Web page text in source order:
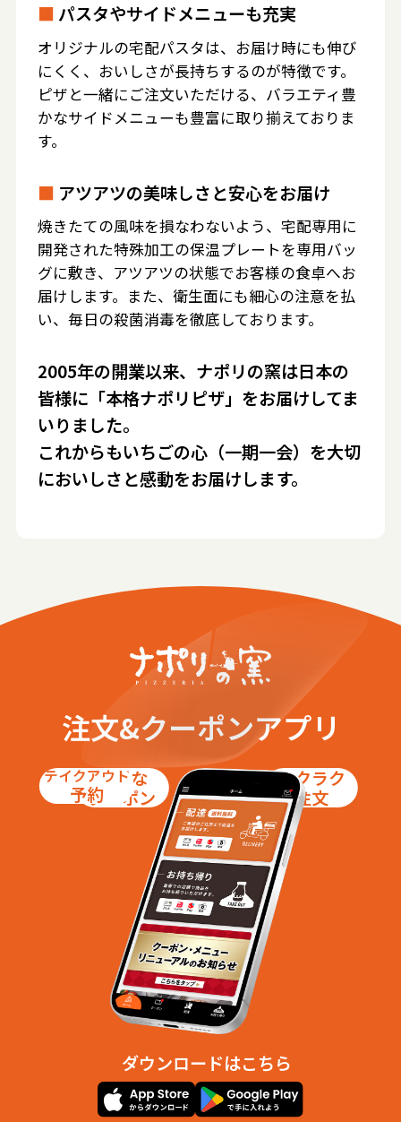
■ パスタやサイドメニューも充実
オリジナルの宅配パスタは、お届け時にも伸び
にくく、おいしさが長持ちするのが特徴です。
ピザと一緒にご注文いただける、バラエティ豊
かなサイドメニューも豊富に取り揃えておりま
す。
■ アツアツの美味しさと安心をお届け
焼きたての風味を損なわないよう、宅配専用に
開発された特殊加工の保温プレートを専用バッ
グに敷き、アツアツの状態でお客様の食卓へお
届けします。また、衛生面にも細心の注意を払
い、毎日の殺菌消毒を徹底しております。
2005年の開業以来、ナポリの窯は日本の
皆様に「本格ナポリピザ」をお届けしてま
いりました。
これからもいちごの心（一期一会）を大切
においしさと感動をお届けします。
注文&クーポンアプリ
お得な
クーポン
テイクアウト
予約
ラクラク
注文
ダウンロードはこちら